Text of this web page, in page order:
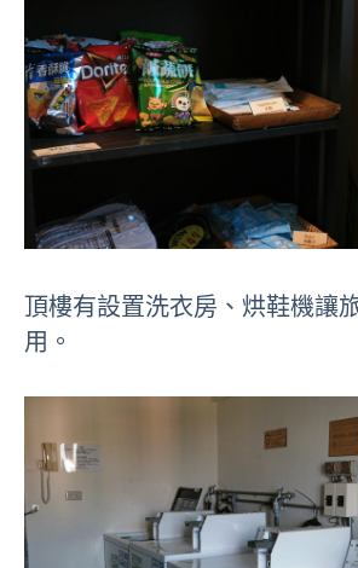
頂樓有設置洗衣房、烘鞋機讓
用。